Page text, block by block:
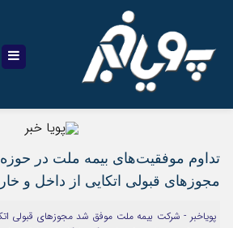
سروش ایتا
آپارات رمز عبور
تداوم موفقیت‌های بیمه ملت در حوزه
مجوزهای قبولی اتکایی از داخل و
پویاخبر - شرکت بیمه ملت موفق شد مجوزهای قبولی